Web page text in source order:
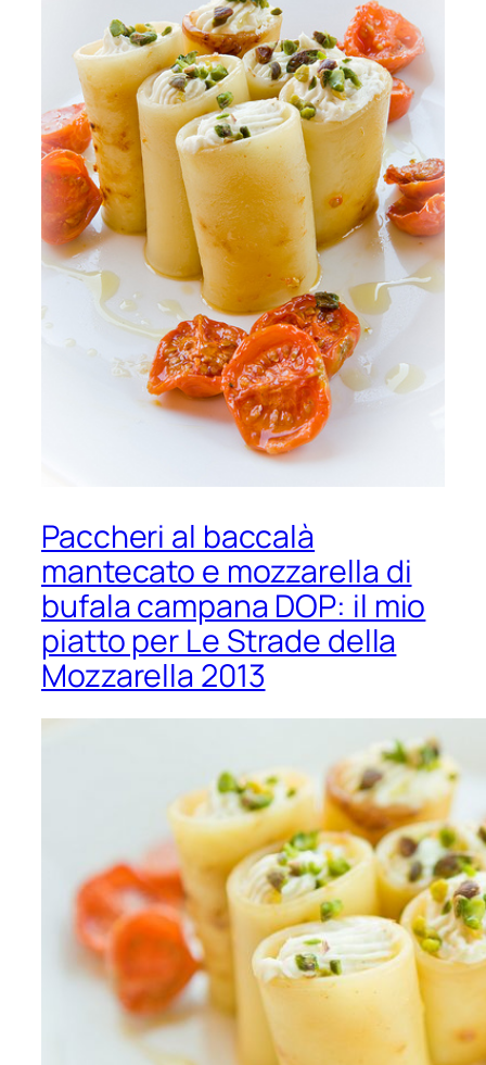
Paccheri al baccalà
mantecato e mozzarella di
bufala campana DOP: il mio
piatto per Le Strade della
Mozzarella 2013